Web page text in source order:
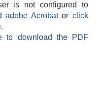
is not configured to
adobe Acrobatorclick
to download the PDF